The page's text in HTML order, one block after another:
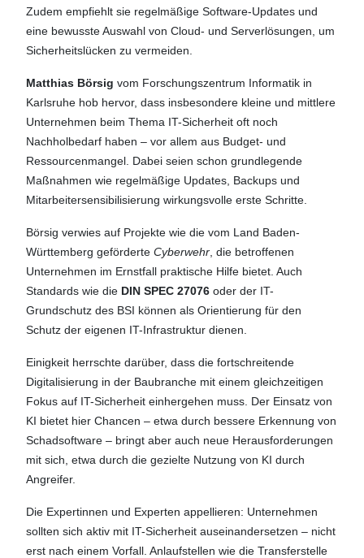
Zudem empfiehlt sie regelmäßige Software-Updates und
eine bewusste Auswahl von Cloud- und Serverlösungen, um
Sicherheitslücken zu vermeiden.
Matthias Börsig vom Forschungszentrum Informatik in
Karlsruhe hob hervor, dass insbesondere kleine und mittlere
Unternehmen beim Thema IT-Sicherheit oft noch
Nachholbedarf haben – vor allem aus Budget- und
Ressourcenmangel. Dabei seien schon grundlegende
Maßnahmen wie regelmäßige Updates, Backups und
Mitarbeitersensibilisierung wirkungsvolle erste Schritte.
Börsig verwies auf Projekte wie die vom Land Baden-
Württemberg geförderte Cyberwehr , die betroffenen
Unternehmen im Ernstfall praktische Hilfe bietet. Auch
Standards wie die DIN SPEC 27076 oder der IT-
Grundschutz des BSI können als Orientierung für den
Schutz der eigenen IT-Infrastruktur dienen.
Einigkeit herrschte darüber, dass die fortschreitende
Digitalisierung in der Baubranche mit einem gleichzeitigen
Fokus auf IT-Sicherheit einhergehen muss. Der Einsatz von
KI bietet hier Chancen – etwa durch bessere Erkennung von
Schadsoftware – bringt aber auch neue Herausforderungen
mit sich, etwa durch die gezielte Nutzung von KI durch
Angreifer.
Die Expertinnen und Experten appellieren: Unternehmen
sollten sich aktiv mit IT-Sicherheit auseinandersetzen – nicht
erst nach einem Vorfall. Anlaufstellen wie die Transferstelle